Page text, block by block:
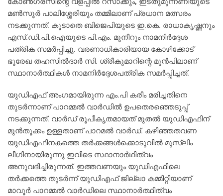
മണ്‍സൂര്‍ പാലിശ്ശേരിയും തമ്മിലാണ് പ്രധാന മത്സരം
നടക്കുന്നത്. കൂടാതെ ബിജെപിയുടെ ഇ.കെ. രാധാകൃഷ്ണനും
എസ്.ഡി.പി.ഐയുടെ പി.എം. മുനീറും നാമനിര്‍ദ്ദേശ
പത്രിക സമര്‍പ്പിച്ചു. വരണാധികാരിയായ കോഴിക്കോട്
ഭൂരേഖ തഹസില്‍ദാര്‍ സി. ശ്രീകുമാറിന്റെ മുന്‍പിലാണ്
സ്ഥാനാര്‍ത്ഥികള്‍ നാമനിര്‍ദ്ദേശപത്രിക സമര്‍പ്പിച്ചത്.
യുഡിഎഫ് അംഗമായിരുന്ന എം.പി കരീം മരിച്ചതിനെ
തുടര്‍ന്നാണ് പാറമ്മല്‍ വാര്‍ഡില്‍ ഉപതെരഞ്ഞെടുപ്പ്
നടക്കുന്നത്. വാര്‍ഡ് രൂപീകൃതമായത് മുതല്‍ യുഡിഎഫിന്
മുന്‍തൂക്കം ഉള്ളതാണ് പാറമല്‍ വാര്‍ഡ്. കഴിഞ്ഞതവണ
യുഡിഎഫിനകത്തെ തര്‍ക്കങ്ങള്‍ക്കൊടുവില്‍ മുസ്ലിം
ലീഗിനായിരുന്നു ഇവിടെ സ്ഥാനാര്‍ഥിത്വം
അനുവദിച്ചിരുന്നത്. ഇത്തവണയും യുഡിഎഫിലെ
തര്‍ക്കത്തെ തുടര്‍ന്ന് യുഡിഎഫ് ജില്ലാ കമ്മിറ്റിയാണ്
മാവൂര്‍ പാറമ്മല്‍ വാര്‍ഡിലെ സ്ഥാനാര്‍ത്ഥിത്വം